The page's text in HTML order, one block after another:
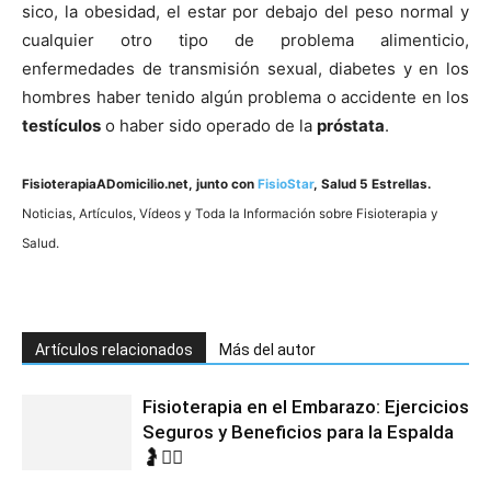
sico, la obesidad, el estar por debajo del peso normal y
cualquier otro tipo de problema alimenticio,
enfermedades de transmisión sexual, diabetes y en los
hombres haber tenido algún problema o accidente en los
testí­culos o haber sido operado de la próstata.
FisioterapiaADomicilio.net, junto con FisioStar, Salud 5 Estrellas.
Noticias, Artí­culos, Ví­deos y Toda la Información sobre Fisioterapia y
Salud.
Artículos relacionados Más del autor
Fisioterapia en el Embarazo: Ejercicios
Seguros y Beneficios para la Espalda
🤰💆‍♀️